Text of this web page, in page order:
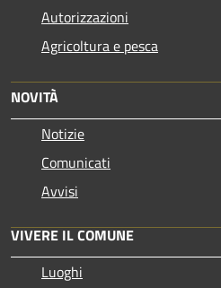
Autorizzazioni
Agricoltura e pesca
NOVITÀ
Notizie
Comunicati
Avvisi
VIVERE IL COMUNE
Luoghi